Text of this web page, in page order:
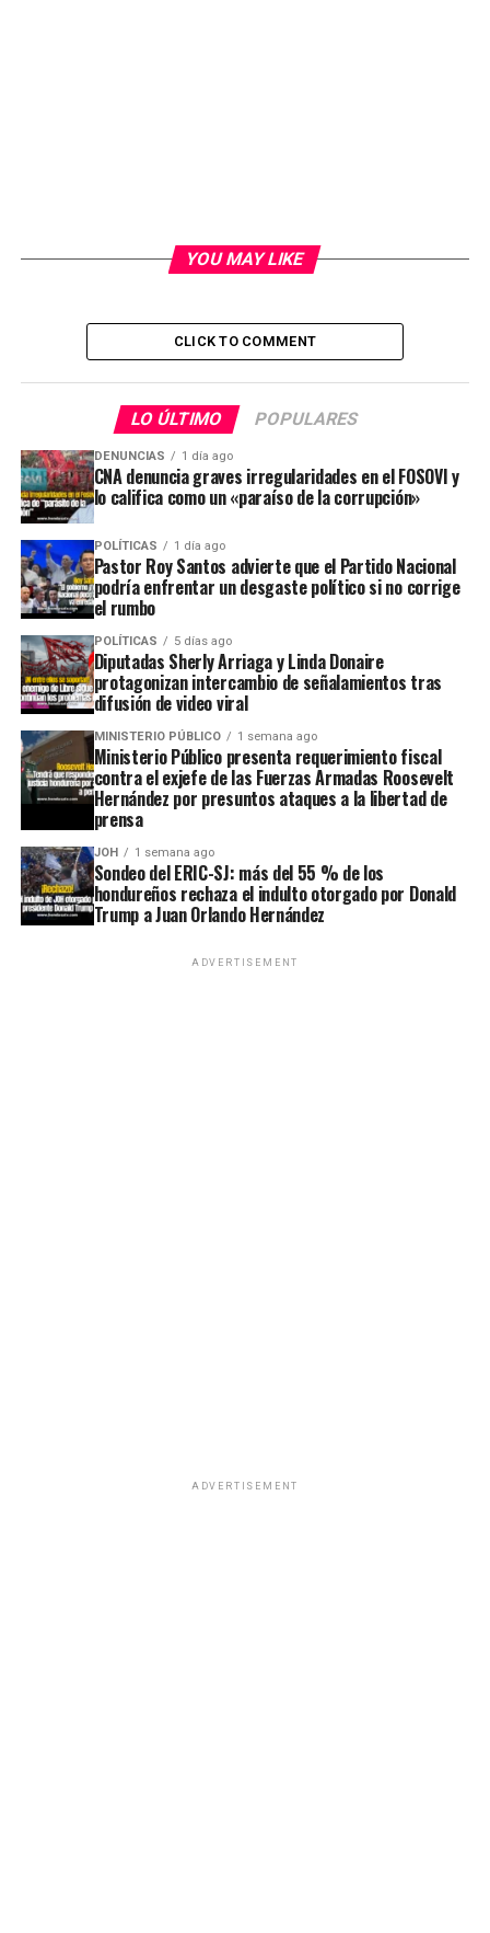
YOU MAY LIKE
CLICK TO COMMENT
LO ÚLTIMO POPULARES
DENUNCIAS 1 día ago
CNA denuncia graves irregularidades en el FOSOVI y
lo califica como un «paraíso de la corrupción»
POLÍTICAS 1 día ago
Pastor Roy Santos advierte que el Partido Nacional
podría enfrentar un desgaste político si no corrige
el rumbo
POLÍTICAS 5 días ago
Diputadas Sherly Arriaga y Linda Donaire
protagonizan intercambio de señalamientos tras
difusión de video viral
MINISTERIO PÚBLICO 1 semana ago
Ministerio Público presenta requerimiento fiscal
contra el exjefe de las Fuerzas Armadas Roosevelt
Hernández por presuntos ataques a la libertad de
prensa
JOH 1 semana ago
Sondeo del ERIC-SJ: más del 55 % de los
hondureños rechaza el indulto otorgado por Donald
Trump a Juan Orlando Hernández
ADVERTISEMENT
ADVERTISEMENT